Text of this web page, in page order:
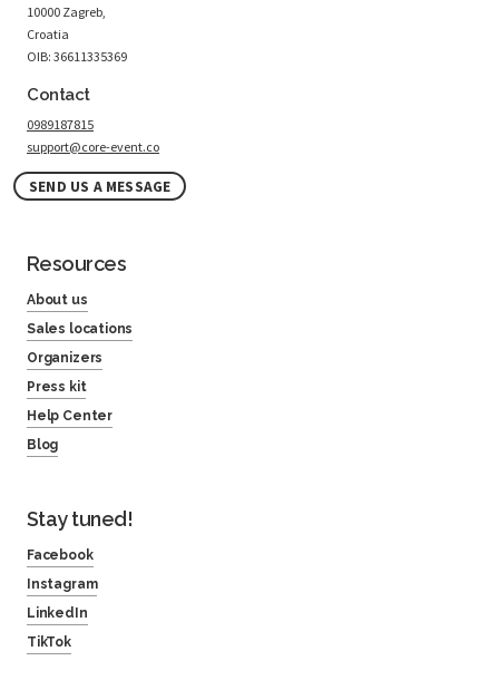
10000 Zagreb,
Croatia
OIB: 36611335369
Contact
0989187815
support@core-event.co
SEND US A MESSAGE
Resources
About us
Sales locations
Organizers
Press kit
Help Center
Blog
Stay tuned!
Facebook
Instagram
LinkedIn
TikTok